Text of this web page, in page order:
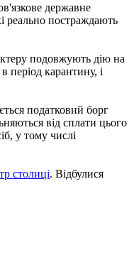
державне
реально постраждають
подовжують дію на
період карантину, і
податковий борг
від сплати цього
у тому числі
столиці. Відбулися